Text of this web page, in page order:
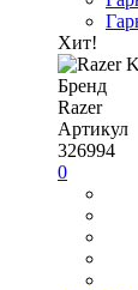
Хит!
Бренд
Razer
Артикул
326994
0